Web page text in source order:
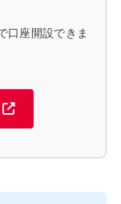
口座開設できま